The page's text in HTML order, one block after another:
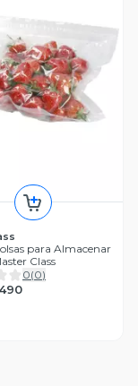
para Almacenar
Class
0(0)